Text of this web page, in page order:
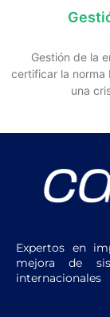
Gestión de la
certificar la norma
una
Expertos en
mejora de
internacionales